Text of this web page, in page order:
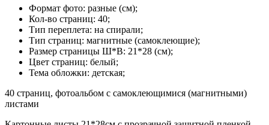
Формат фото: разные (см);
Кол-во страниц: 40;
Тип переплета: на спирали;
Тип страниц: магнитные (самоклеющие);
Размер страницы Ш*В: 21*28 (см);
Цвет страниц: белый;
Тема обложки: детская;
40 страниц, фотоальбом с самоклеющимися (магнитными)
листами